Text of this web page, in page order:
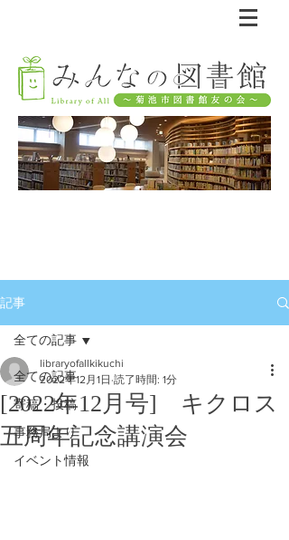
記事
全ての記事
寄稿・投稿
事務局より
イベント情報
全ての記事
[2022年12月号] キクロス
五周年記念講演会
libraryofallkikuchi
2022年12月1日 読了時間: 1分